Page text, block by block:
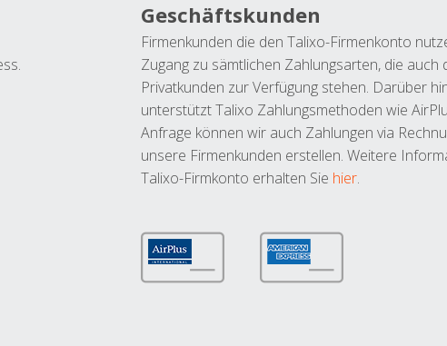
Geschäftskunden
Firmenkunden die den Talixo-Firmenkonto
Zugang zu sämtlichen Zahlungsarten, die auch
Privatkunden zur Verfügung stehen. Darüber
unterstützt Talixo Zahlungsmethoden wie
Anfrage können wir auch Zahlungen via
unsere Firmenkunden erstellen. Weitere
Talixo-Firmkonto erhalten Sie hier.